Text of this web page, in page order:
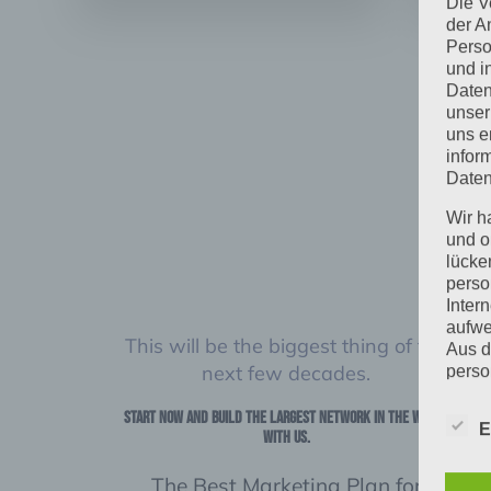
This will be the biggest thing of the
next few decades.
Start now and build the largest network in the world
with us.
The Best Marketing Plan for
der
und
uns
Wir
und
Aus
Die